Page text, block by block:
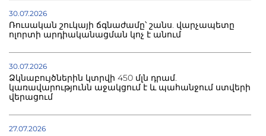
30.07.2026
Ռուսական շուկայի ճգնաժամը՝ շանս. վարչապետը
ոլորտի արդիականացման կոչ է անում
30.07.2026
Ձկնաբույծներին կտրվի 450 մլն դրամ.
կառավարությունն աջակցում է և պահանջում ստվերի
վերացում
27.07.2026